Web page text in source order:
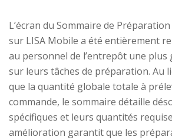
L’écran du Sommaire de
sur LISA Mobile a été entièrement
au personnel de l’entrepôt une plus
sur leurs tâches de préparation. Au
que la quantité globale totale à
commande, le sommaire détaille
spécifiques et leurs quantités
amélioration garantit que les